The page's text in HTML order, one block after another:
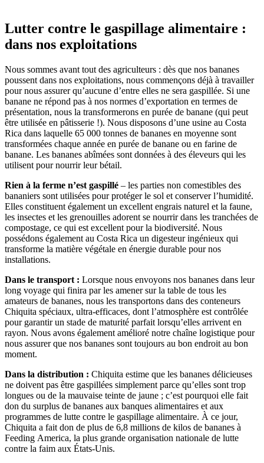
Lutter contre le gaspillage alimentaire :
dans nos exploitations
Nous sommes avant tout des agriculteurs : dès que nos bananes
poussent dans nos exploitations, nous commençons déjà à travailler
pour nous assurer qu’aucune d’entre elles ne sera gaspillée. Si une
banane ne répond pas à nos normes d’exportation en termes de
présentation, nous la transformerons en purée de banane (qui peut
être utilisée en pâtisserie !). Nous disposons d’une usine au Costa
Rica dans laquelle 65 000 tonnes de bananes en moyenne sont
transformées chaque année en purée de banane ou en farine de
banane. Les bananes abîmées sont données à des éleveurs qui les
utilisent pour nourrir leur bétail.
Rien à la ferme n’est gaspillé – les parties non comestibles des
bananiers sont utilisées pour protéger le sol et conserver l’humidité.
Elles constituent également un excellent engrais naturel et la faune,
les insectes et les grenouilles adorent se nourrir dans les tranchées de
compostage, ce qui est excellent pour la biodiversité. Nous
possédons également au Costa Rica un digesteur ingénieux qui
transforme la matière végétale en énergie durable pour nos
installations.
Dans le transport : Lorsque nous envoyons nos bananes dans leur
long voyage qui finira par les amener sur la table de tous les
amateurs de bananes, nous les transportons dans des conteneurs
Chiquita spéciaux, ultra-efficaces, dont l’atmosphère est contrôlée
pour garantir un stade de maturité parfait lorsqu’elles arrivent en
rayon. Nous avons également amélioré notre chaîne logistique pour
nous assurer que nos bananes sont toujours au bon endroit au bon
moment.
Dans la distribution : Chiquita estime que les bananes délicieuses
ne doivent pas être gaspillées simplement parce qu’elles sont trop
longues ou de la mauvaise teinte de jaune ; c’est pourquoi elle fait
don du surplus de bananes aux banques alimentaires et aux
programmes de lutte contre le gaspillage alimentaire. À ce jour,
Chiquita a fait don de plus de 6,8 millions de kilos de bananes à
Feeding America, la plus grande organisation nationale de lutte
contre la faim aux États-Unis.